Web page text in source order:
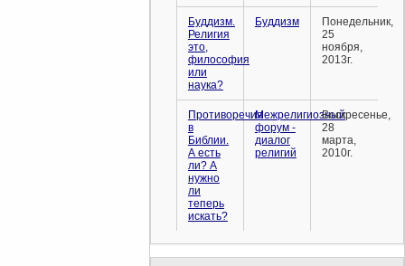
Буддизм.
Религия
это,
философия
или
наука?
Буддизм
Понедельник,
25
ноября,
2013г.
Противоречия
в
Библии.
А есть
ли? А
нужно
ли
теперь
искать?
Межрелигиозный
форум -
диалог
религий
Воскресенье,
28
марта,
2010г.